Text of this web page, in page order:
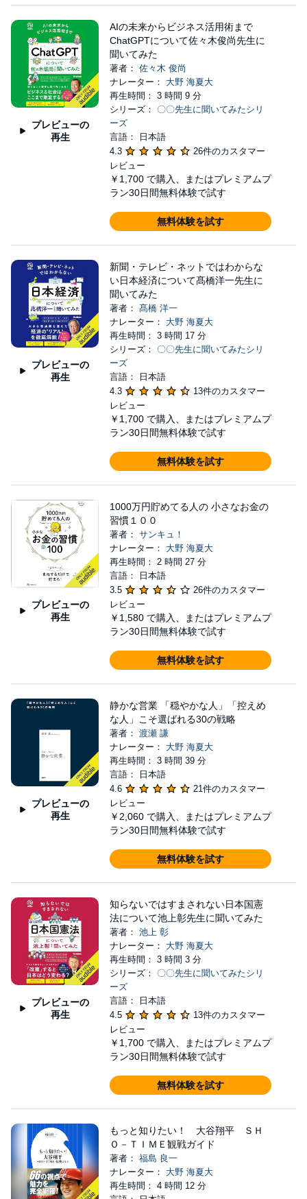
プレビューの
再生
AIの未来からビジネス活用術まで
ChatGPTについて佐々木俊尚先生に
聞いてみた
著者： 佐々木 俊尚
ナレーター： 大野 海夏大
再生時間： 3 時間 9 分
シリーズ： 〇〇先生に聞いてみたシリ
ーズ
言語： 日本語
4.3
26件のカスタマー
レビュー
￥1,700 で購入、またはプレミアムプ
ラン30日間無料体験で試す
無料体験を試す
プレビューの
再生
新聞・テレビ・ネットではわからな
い日本経済について髙橋洋一先生に
聞いてみた
著者： 髙橋 洋一
ナレーター： 大野 海夏大
再生時間： 3 時間 17 分
シリーズ： 〇〇先生に聞いてみたシリ
ーズ
言語： 日本語
4.3
13件のカスタマー
レビュー
￥1,700 で購入、またはプレミアムプ
ラン30日間無料体験で試す
無料体験を試す
プレビューの
再生
1000万円貯めてる人の 小さなお金の
習慣１００
著者： サンキュ！
ナレーター： 大野 海夏大
再生時間： 2 時間 27 分
言語： 日本語
3.5
26件のカスタマー
レビュー
￥1,580 で購入、またはプレミアムプ
ラン30日間無料体験で試す
無料体験を試す
プレビューの
再生
静かな営業 「穏やかな人」「控えめ
な人」こそ選ばれる30の戦略
著者： 渡瀬 謙
ナレーター： 大野 海夏大
再生時間： 3 時間 39 分
言語： 日本語
4.6
21件のカスタマー
レビュー
￥2,060 で購入、またはプレミアムプ
ラン30日間無料体験で試す
無料体験を試す
プレビューの
再生
知らないではすまされない日本国憲
法について池上彰先生に聞いてみた
著者： 池上 彰
ナレーター： 大野 海夏大
再生時間： 3 時間 3 分
シリーズ： 〇〇先生に聞いてみたシリ
ーズ
言語： 日本語
4.5
13件のカスタマー
レビュー
￥1,700 で購入、またはプレミアムプ
ラン30日間無料体験で試す
無料体験を試す
もっと知りたい！ 大谷翔平 ＳＨ
Ｏ－ＴＩＭＥ観戦ガイド
著者： 福島 良一
ナレーター： 大野 海夏大
再生時間： 4 時間 12 分